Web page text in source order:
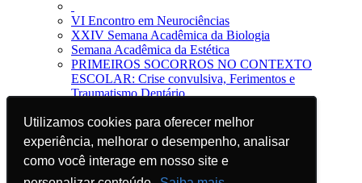
Utilizamos cookies para oferecer melhor
experiência, melhorar o desempenho, analisar
como você interage em nosso site e
Utilizamos cookies para oferecer melhor
experiência, melhorar o desempenho, analisar
como você interage em nosso site e
VI Encontro em Neurociências
XXIV Semana Acadêmica da Biologia
Semana Acadêmica da Estética
PRIMEIROS SOCORROS NO CONTEXTO
ESCOLAR: Crise convulsiva, Ferimentos e
Traumatismo Dentário
Jornal da Unisc
Notícias
Imprensa
Blog EAD